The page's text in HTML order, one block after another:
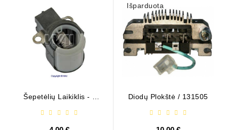
Šepetėlių Laikiklis - /
Išparduota
Diodų Plokštė / 131505